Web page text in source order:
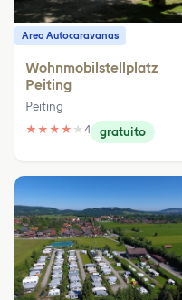
Area Autocaravanas
Wohnmobilstellplatz
Peiting
Peiting
★ ★ ★ ★ ★ 4 gratuito